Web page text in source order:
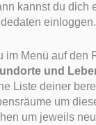
kannst du dich
einloggen.
im Menü auf den
und
Liste deiner
um
um jeweils